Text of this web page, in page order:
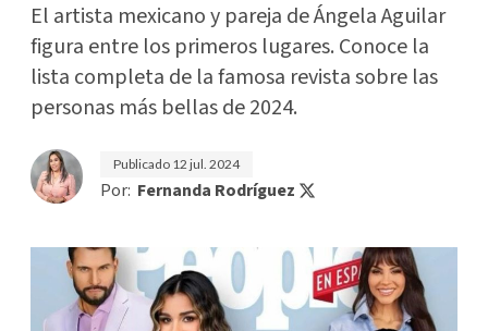
El artista mexicano y pareja de Ángela Aguilar
figura entre los primeros lugares. Conoce la
lista completa de la famosa revista sobre las
personas más bellas de 2024.
Publicado 12 jul. 2024
Por: Fernanda Rodríguez